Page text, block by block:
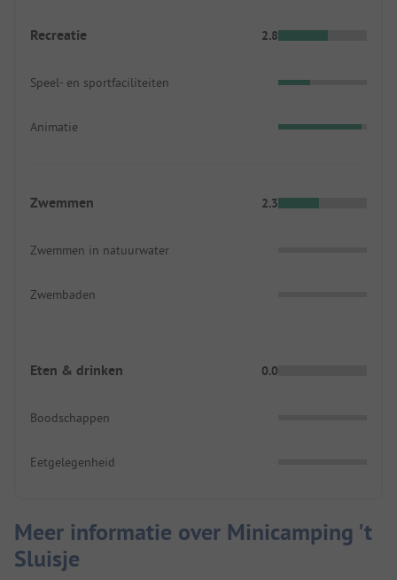
Recreatie 2.8
Speel- en sportfaciliteiten
Animatie
Zwemmen 2.3
Zwemmen in natuurwater
Zwembaden
Eten & drinken 0.0
Boodschappen
Eetgelegenheid
Meer informatie over Minicamping 't
Sluisje